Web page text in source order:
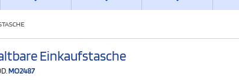
Einkaufstasche
MO2487